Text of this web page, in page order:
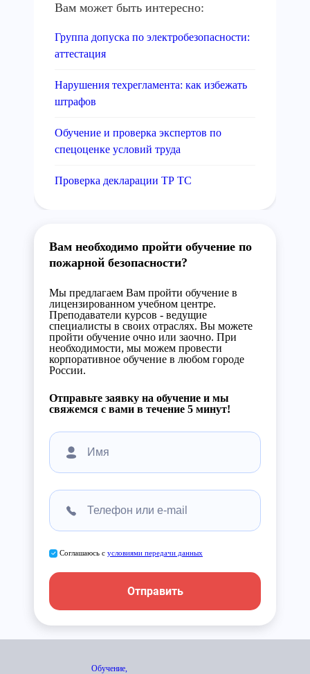
Вам может быть интересно:
Группа допуска по электробезопасности:
аттестация
Нарушения техрегламента: как избежать
штрафов
Обучение и проверка экспертов по
спецоценке условий труда
Проверка декларации ТР ТС
Вам необходимо пройти обучение по
пожарной безопасности?
Мы предлагаем Вам пройти обучение в
лицензированном учебном центре.
Преподаватели курсов - ведущие
специалисты в своих отраслях. Вы можете
пройти обучение очно или заочно. При
необходимости, мы можем провести
корпоративное обучение в любом городе
России.
Отправьте заявку на обучение и мы
свяжемся с вами в течение 5 минут!
Соглашаюсь с условиями передачи данных
Отправить
Обучение,